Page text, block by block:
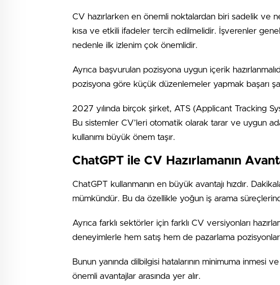
CV hazırlarken en önemli noktalardan biri sadelik ve
kısa ve etkili ifadeler tercih edilmelidir. İşverenler
nedenle ilk izlenim çok önemlidir.
Ayrıca başvurulan pozisyona uygun içerik
pozisyona göre küçük düzenlemeler yapmak başarı
2027 yılında birçok şirket, ATS (Applicant Tracking
Bu sistemler CV’leri otomatik olarak tarar ve uygun
kullanımı büyük önem taşır.
ChatGPT ile CV Hazırlamanın
ChatGPT kullanmanın en büyük avantajı hızdır.
mümkündür. Bu da özellikle yoğun iş arama
Ayrıca farklı sektörler için farklı CV versiyonları
deneyimlerle hem satış hem de pazarlama
Bunun yanında dilbilgisi hatalarının minimuma inmesi
önemli avantajlar arasında yer alır.